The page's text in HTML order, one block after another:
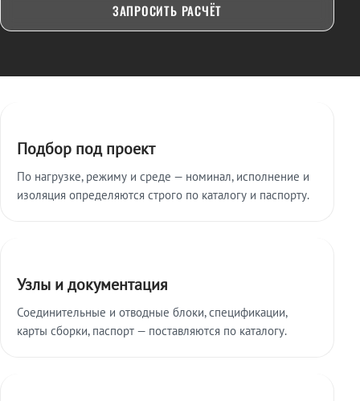
ЗАПРОСИТЬ РАСЧЁТ
Подбор под проект
По нагрузке, режиму и среде — номинал, исполнение и
изоляция определяются строго по каталогу и паспорту.
Узлы и документация
Соединительные и отводные блоки, спецификации,
карты сборки, паспорт — поставляются по каталогу.